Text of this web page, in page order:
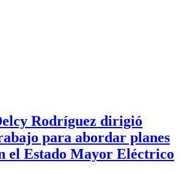
Rodríguez dirigió
para abordar planes
el Estado Mayor Eléctrico